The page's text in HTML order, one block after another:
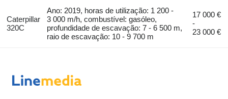
Caterpillar
320C
Ano: 2019, horas de utilização: 1 200 -
3 000 m/h, combustível: gasóleo,
profundidade de escavação: 7 - 6 500 m,
raio de escavação: 10 - 9 700 m
17 000 €
-
23 000 €